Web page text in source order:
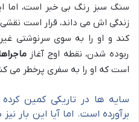
سنگ سبز رنگ بی خبر است، اما
زندگی اش می داند، قرار است
کند و او را به سوی سرنوشتی
ربوده شدن، نقطه اوج آغاز
است که او را به سفری پرخطر می
سایه ها در تاریکی کمین
برآورده است. اما آیا این بار